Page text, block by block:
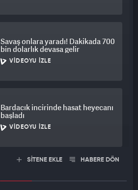
Savaş onlara yaradı! Dakikada 700
bin dolarlık devasa gelir
VIDEOYU İZLE
Bardacık incirinde hasat heyecanı
başladı
VIDEOYU İZLE
SİTENE EKLE HABERE DÖN